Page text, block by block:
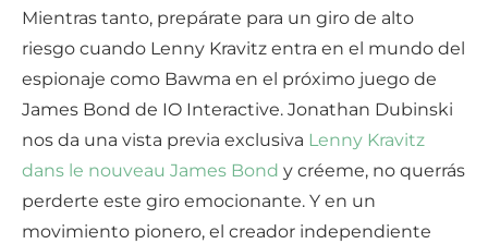
Mientras tanto, prepárate para un giro de alto
riesgo cuando Lenny Kravitz entra en el mundo del
espionaje como Bawma en el próximo juego de
James Bond de IO Interactive. Jonathan Dubinski
nos da una vista previa exclusiva Lenny Kravitz
dans le nouveau James Bond y créeme, no querrás
perderte este giro emocionante. Y en un
movimiento pionero, el creador independiente